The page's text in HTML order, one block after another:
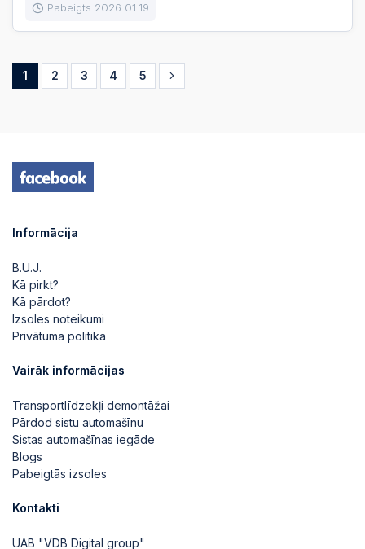
Pabeigts 2026.01.19
1 2 3 4 5
Informācija
B.U.J.
Kā pirkt?
Kā pārdot?
Izsoles noteikumi
Privātuma politika
Vairāk informācijas
Transportlīdzekļi demontāžai
Pārdod sistu automašīnu
Sistas automašīnas iegāde
Blogs
Pabeigtās izsoles
Kontakti
UAB "VDB Digital group"